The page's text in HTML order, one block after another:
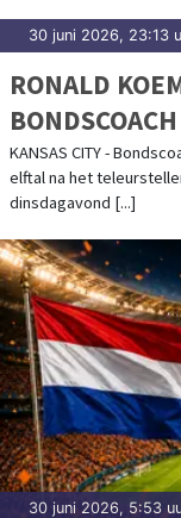
30 juni 2026, 23:13
RONALD
KANSAS CITY -
elftal na het
dinsdagavond [...]
30 juni 2026, 5:53